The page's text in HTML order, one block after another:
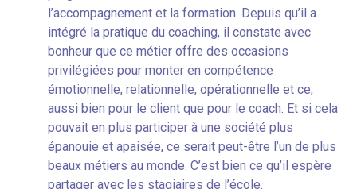
l’accompagnement et la formation. Depuis qu’il a
intégré la pratique du coaching, il constate avec
bonheur que ce métier offre des occasions
privilégiées pour monter en compétence
émotionnelle, relationnelle, opérationnelle et ce,
aussi bien pour le client que pour le coach. Et si cela
pouvait en plus participer à une société plus
épanouie et apaisée, ce serait peut-être l’un de plus
beaux métiers au monde. C’est bien ce qu’il espère
partager avec les stagiaires de l’école.